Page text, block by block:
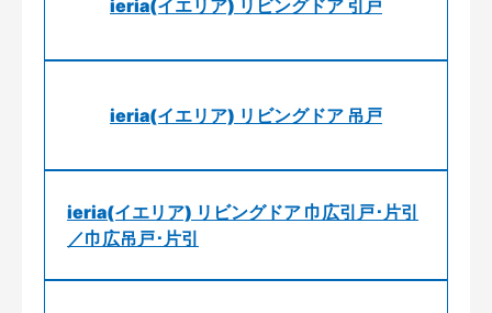
ieria(イエリア) リビングドア 引戸
ieria(イエリア) リビングドア 吊戸
ieria(イエリア) リビングドア 巾広引戸･片引
／巾広吊戸･片引